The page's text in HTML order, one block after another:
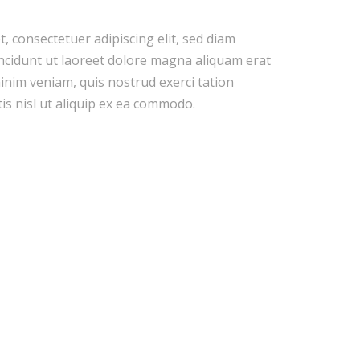
consectetuer adipiscing elit, sed diam
ut laoreet dolore magna aliquam erat
veniam, quis nostrud exerci tation
nisl ut aliquip ex ea commodo.